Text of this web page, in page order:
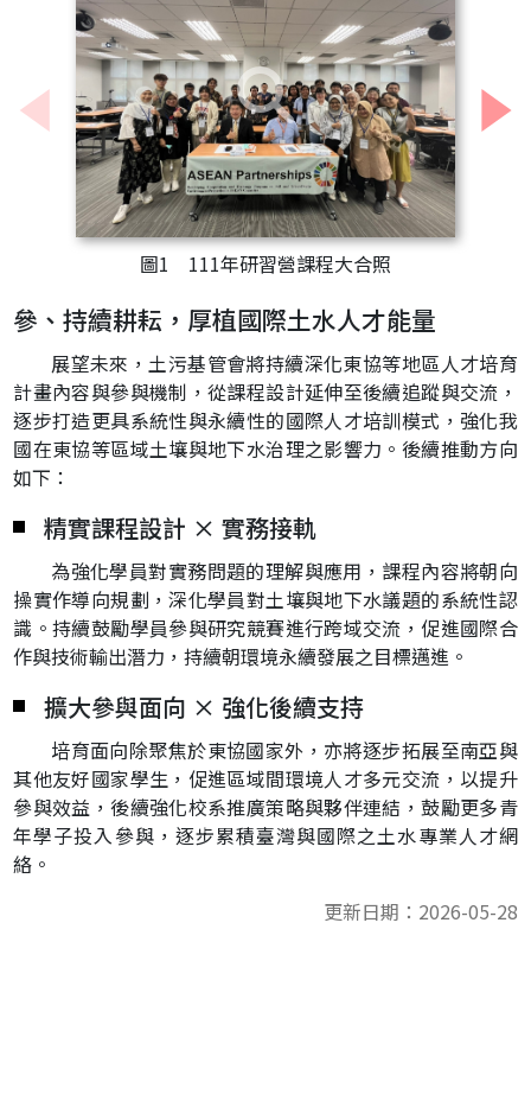
上
圖1 111年研習營課程大合照
下
參、持續耕耘，厚植國際土水人才能量
展望未來，土污基管會將持續深化東協等地區人才培育
計畫內容與參與機制，從課程設計延伸至後續追蹤與交流，
逐步打造更具系統性與永續性的國際人才培訓模式，強化我
國在東協等區域土壤與地下水治理之影響力。後續推動方向
如下：
精實課程設計 × 實務接軌
為強化學員對實務問題的理解與應用，課程內容將朝向
操實作導向規劃，深化學員對土壤與地下水議題的系統性認
識。持續鼓勵學員參與研究競賽進行跨域交流，促進國際合
作與技術輸出潛力，持續朝環境永續發展之目標邁進。
擴大參與面向 × 強化後續支持
培育面向除聚焦於東協國家外，亦將逐步拓展至南亞與
其他友好國家學生，促進區域間環境人才多元交流，以提升
參與效益，後續強化校系推廣策略與夥伴連結，鼓勵更多青
年學子投入參與，逐步累積臺灣與國際之土水專業人才網
絡。
更新日期：2026-05-28